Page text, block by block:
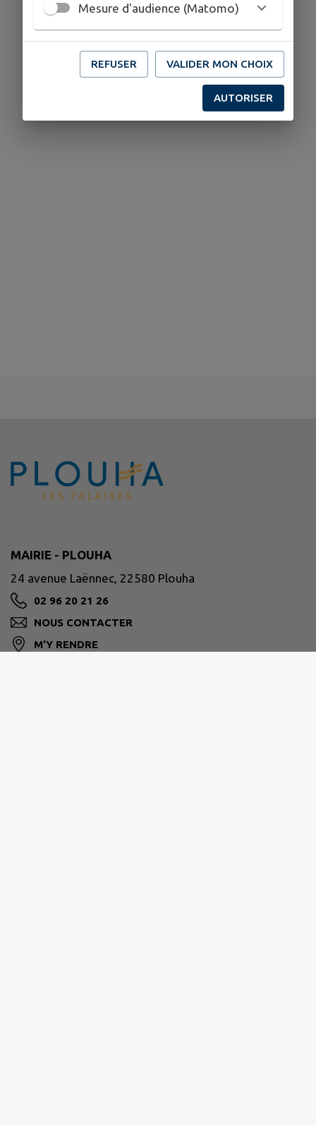
MAIRIE - PLOUHA
24 avenue Laënnec, 22580 Plouha
02 96 20 21 26
NOUS CONTACTER
M'Y RENDRE
Mesure d'audience (Matomo)
REFUSER VALIDER MON CHOIX
AUTORISER